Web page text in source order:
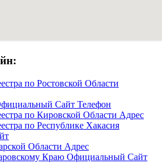
по Ростовской Области
Сайт Телефон
по Кировской Области Адрес
по Республике Хакасия
Области Адрес
Краю Официальный Сайт